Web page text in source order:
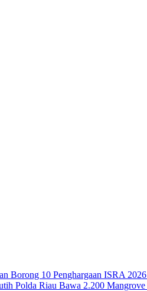
Borong 10 Penghargaan ISRA 2026
Polda Riau Bawa 2.200